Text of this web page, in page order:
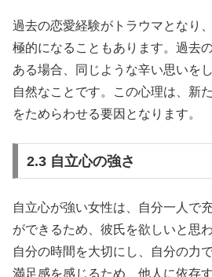
過去の恋愛経験がトラウマとなり
極的になることもあります。過去
ある場合、同じような辛い思いを
自然なことです。この心理は、新
をためらわせる要因となります。
2.3 自立心の強さ
自立心が強い女性は、自分一人で
ができるため、彼氏を欲しいと思
自分の時間を大切にし、自分の力
満足感を感じるため、他人に依存